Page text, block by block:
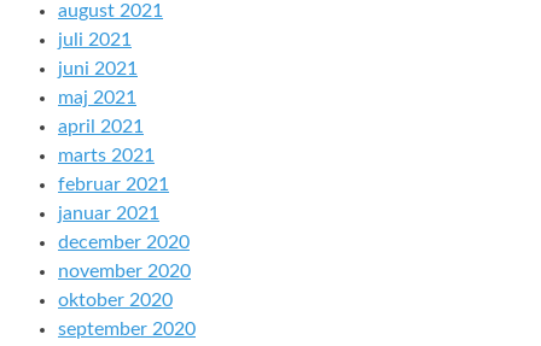
august 2021
juli 2021
juni 2021
maj 2021
april 2021
marts 2021
februar 2021
januar 2021
december 2020
november 2020
oktober 2020
september 2020